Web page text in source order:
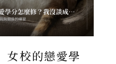
女校的戀愛學